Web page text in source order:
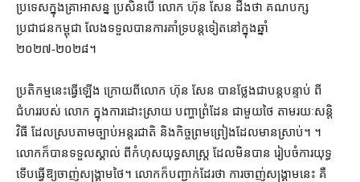
ប្រទេស​ក្នុង​គ្រាអាសន្ន ប្រសិនបើ លោក ហ៊ុន សែន ដឹង​ថា គណបក្ស​
ប្រជាជន​កម្ពុជា លែង​ទទួល​បាន​ការ​គាំទ្រ​បន្ត​ទៀត​នៅ​ក្នុង​ឆ្នាំ​
២០២៧-២០២៨។
ប្រតិកម្ម​នេះ​ធ្វើឡើង ក្រោយពី​លោក ហ៊ុន សែន បាន​ថ្លែង​ជា​បន្តបន្ទាប់ ពី​
ជំហរ​របស់ លោក ក្នុង​ការ​ដោះស្រាយ បញ្ហា​ព្រំដែន ជាមួយ​ថៃ តាមរយៈ​សន្តិ
វិធី ដែល​ស្របតាម​ច្បាប់​អន្តរជាតិ និង​កិច្ចព្រមព្រៀង​ដែល​មាន​ស្រាប់។ ។
លោក​ក៏បាន​ទទួលស្គាល់ ពី​កំហុស​យុទ្ធសាស្ត្រ ដែល​មិនបាន រៀប​ចំការ​យុទ្ធ
ទើប​ធ្វើ​ឱ្យ​ចាញ់​សង្គ្រាម​ថៃ​។ លោក​ក៏​បញ្ជាក់​ដែរ​ថា ការ​ចាញ់​សង្គ្រាម​នេះ គឺ​